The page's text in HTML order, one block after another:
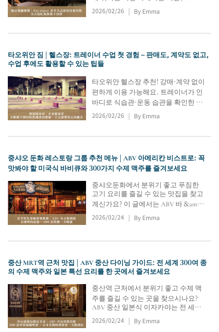
Xiang American Kitchen)은 인기 있는
미국식 레스토랑으로, 신뎬에서 저녁
페 케이크 가이드까지 준비했습니다.
2026/02/26 By Emma
타오위안 짐 | 헬스장: 트레이너 수업 첫 경험 – 판매도, 계약도 없고,
수업 후에도 활용할 수 있는 팁들
타오위안 헬스장 추천! 강매·계약 없이
편하게 이용 가능해요. 트레이너가 인
바디로 식습관·운동 습관을 확인한 뒤
목표와 시간에 맞춘 맞춤 프로그램을
제공합니다. 워밍업부터 스쿼트·등 운
게 특히 추천합니다.
2026/02/26 By Emma
중샤오 둔화 레스토랑 그룹 추천 메뉴 | ABV 아메리칸 비스트로: 꼭
맛봐야 할 미국식 바비큐와 300가지 수제 맥주를 즐겨보세요
중샤오둔화에서 분위기 좋고 푸짐한
고기 요리를 즐길 수 있는 맛집을 찾고
계신가요? 이 글에서는 ABV 바 &amp;
키친의 바비큐 문화, 꼭 맛봐야 할 소
고기 양지살과 돼지고기 볶음, 수제 맥
과 즐거운 시간을 보내세요!
2026/02/24 By Emma
중산 MRT역 근처 맛집 | ABV 중산 다이닝 가이드: 전 세계 300여 종
의 수제 맥주와 일본 특선 요리를 한 곳에서 즐겨보세요
중산역 근처에서 분위기 좋고 수제 맥
주를 즐길 수 있는 곳을 찾으시나요?
ABV 중산 일본식 이자카야는 전 세계
300여 종의 수제 맥주와 일본 각 지역
의 특색 있는 요리를 제공하여 늦은 저
2026/02/24 By Emma